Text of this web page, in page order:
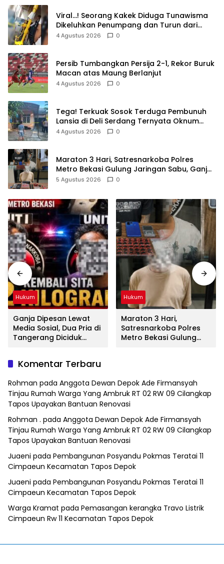
Viral…! Seorang Kakek Diduga Tunawisma
Dikeluhkan Penumpang dan Turun dari
TransJakarta Karena Bau Badan
4 Agustus 2026 0
Persib Tumbangkan Persija 2-1, Rekor Buruk
Macan atas Maung Berlanjut
4 Agustus 2026 0
Tega! Terkuak Sosok Terduga Pembunuh
Lansia di Deli Serdang Ternyata Oknum
Polisi Tetangga Korban
4 Agustus 2026 0
Maraton 3 Hari, Satresnarkoba Polres
Metro Bekasi Gulung Jaringan Sabu, Ganja,
dan Tramadol
5 Agustus 2026 0
Hukum
Ganja Dipesan Lewat
Media Sosial, Dua Pria di
Tangerang Diciduk
Hukum
Maraton 3 Hari,
Satresnarkoba Polres
Metro Bekasi Gulung
Komentar Terbaru
Rohman pada Anggota Dewan Depok Ade Firmansyah
Tinjau Rumah Warga Yang Ambruk RT 02 RW 09 Cilangkap
Tapos Upayakan Bantuan Renovasi
Rohman . pada Anggota Dewan Depok Ade Firmansyah
Tinjau Rumah Warga Yang Ambruk RT 02 RW 09 Cilangkap
Tapos Upayakan Bantuan Renovasi
Juaeni pada Pembangunan Posyandu Pokmas Teratai 11
Cimpaeun Kecamatan Tapos Depok
Juaeni pada Pembangunan Posyandu Pokmas Teratai 11
Cimpaeun Kecamatan Tapos Depok
Warga Kramat pada Pemasangan kerangka Travo Listrik
Cimpaeun Rw 11 Kecamatan Tapos Depok